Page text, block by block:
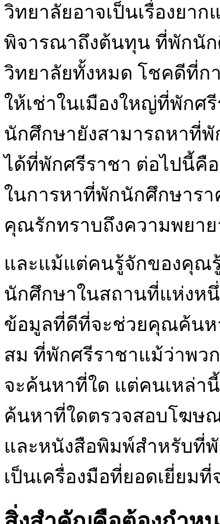
วิทยาลัยอาจเป็นเรื่องยาก
พิจารณาถึงต้นทุน ที่พักนั
วิทยาลัยทั้งหมด โชคดีที่ก
ให้เช่าในเมืองใหญ่ที่พักศ
นักศึกษายังสามารถหาที่พั
ได้ที่พักศรีราชา ต่อไปนี้คื
ในการหาที่พักนักศึกษาร
คุณรักทราบถึงความพยา
และแม้แต่คนรู้จักของคุณ
นักศึกษาในสถานที่แห่งห
ข้อมูลที่ดีที่จะช่วยคุณค้นห
สม ที่พักศรีราชาแม้ว่าพว
จะค้นหาที่ใด แต่คนเหล่า
ค้นหาที่ใดตรวจสอบโฆษ
และหนังสือพิมพ์สำหรับที่
เป็นเครื่องมือที่ยอดเยี่ยม